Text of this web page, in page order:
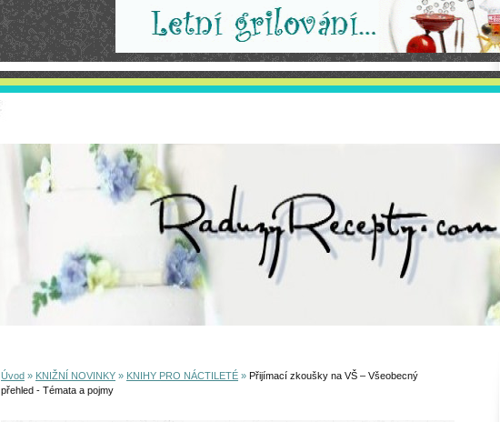
Úvod » KNIŽNÍ NOVINKY » KNIHY PRO NÁCTILETÉ » Přijímací zkoušky na VŠ – Všeobecný
přehled - Témata a pojmy